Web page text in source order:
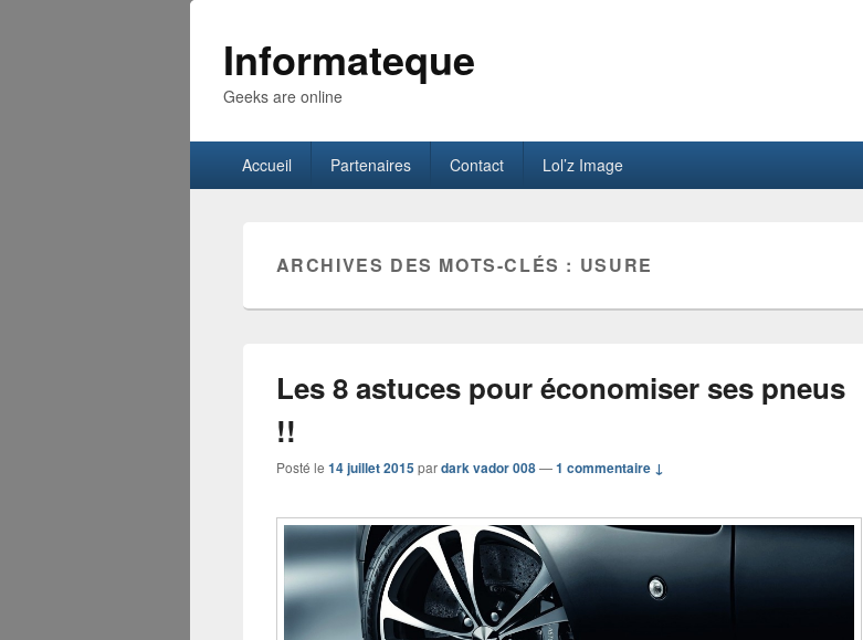
Informateque
Geeks are online
principalAccueil Partenaires Contact Lol’z Image
ARCHIVES DES MOTS-CLÉS : USURE
Les 8 astuces pour économiser ses pneus
!!
Posté le 14 juillet 2015pardark vador 008—1 commentaire ↓